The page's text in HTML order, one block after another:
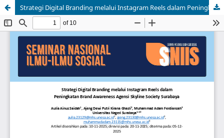
Strategi Digital Branding melalui Instagram Reels dalam Peningkatan Brand Awareness Agensi Skyline Society Surabaya